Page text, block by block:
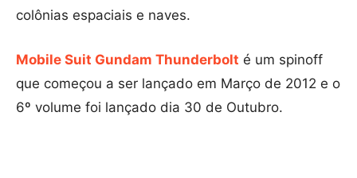
colônias espaciais e naves.
Mobile Suit Gundam Thunderbolt é um spinoff
que começou a ser lançado em Março de 2012 e o
6º volume foi lançado dia 30 de Outubro.